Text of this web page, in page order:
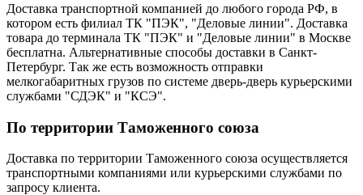
Доставка транспортной компанией до любого города РФ, в
котором есть филиал ТК "ПЭК", "Деловые линии". Доставка
товара до терминала ТК "ПЭК" и "Деловые линии" в Москве
бесплатна. Альтернативные способы доставки в Санкт-
Петербург. Так же есть возможность отправки
мелкогабаритных грузов по системе дверь-дверь курьерскими
службами "СДЭК" и "КСЭ".
По территории Таможенного союза
Доставка по территории Таможенного союза осуществляется
транспортными компаниями или курьерскими службами по
запросу клиента.